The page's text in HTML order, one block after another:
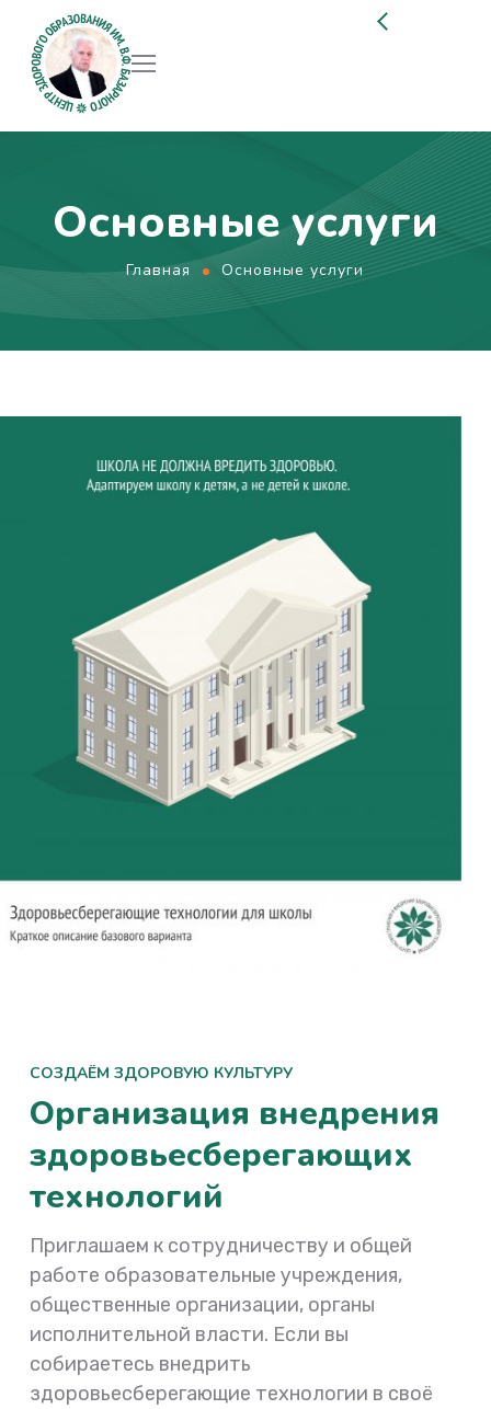
Основные услуги
Главная Основные услуги
СОЗДАЁМ ЗДОРОВУЮ КУЛЬТУРУ
Организация внедрения
здоровьесберегающих
технологий
Приглашаем к сотрудничеству и общей
работе образовательные учреждения,
общественные организации, органы
исполнительной власти. Если вы
собираетесь внедрить
здоровьесберегающие технологии в своё